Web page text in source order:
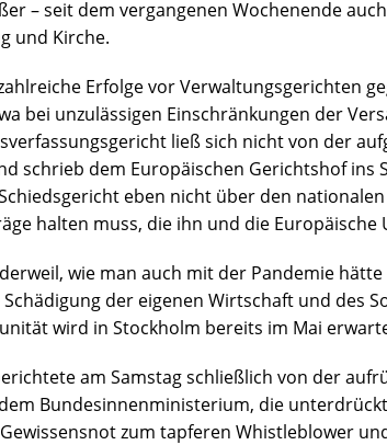
– seit dem vergangenen Wochenende
und Kirche.
Erfolge vor Verwaltungsgerichten
bei unzulässigen Einschränkungen der
ließ sich nicht von der
schrieb dem Europäischen Gerichtshof ins
eben nicht über den
halten muss, die ihn und die Europäische
wie man auch mit der Pandemie
der eigenen Wirtschaft und des
wird in Stockholm bereits im Mai
am Samstag schließlich von der
Bundesinnenministerium, die
zum tapferen Whistleblower